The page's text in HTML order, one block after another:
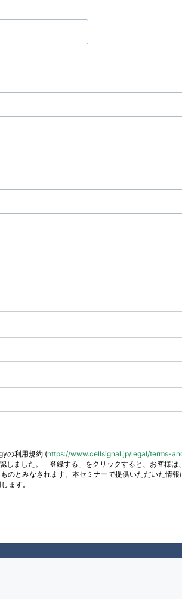
の利用規約 (https://www.cellsignal.jp/legal/terms-
しました。「登録する」をクリックすると、お客様
のとみなされます。本セミナーで提供いただいた情
ます。